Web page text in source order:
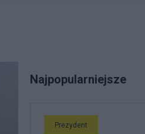
Najpopularniejsze
Prezydent